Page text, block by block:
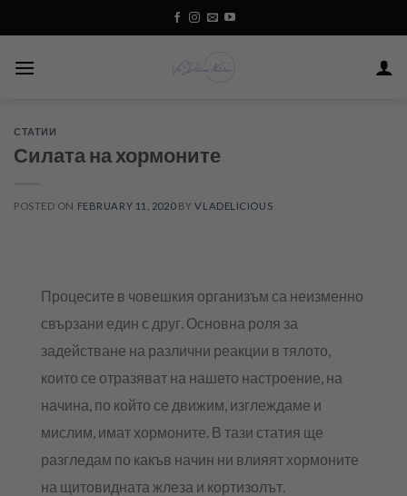
to
СТАТИИ
Силата на хормоните
POSTED ON FEBRUARY 11, 2020BYVLADELICIOUS
Процесите в човешкия организъм са неизменно
свързани един с друг. Основна роля за
задействане на различни реакции в тялото,
които се отразяват на нашето настроение, на
начина, по който се движим, изглеждаме и
мислим, имат хормоните. В тази статия ще
разгледам по какъв начин ни влияят хормоните
на щитовидната жлеза и кортизолът.